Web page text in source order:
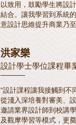
以致用，鼓勵學生將設
結合。讓我學習到系統
意設計思維提升商業乃
洪家樂
設計學士學位課程畢
“設計課程讓我接觸到不
從淺入深培養對審美、
邀請業界設計師到校講
及觀摩學習等模式，更